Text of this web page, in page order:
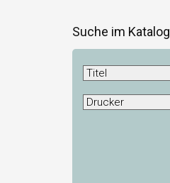
Suche im Katalog